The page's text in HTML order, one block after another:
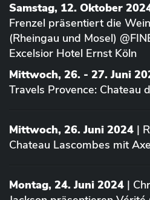
Samstag, 12. Oktober
Frenzel präsentiert die
(Rheingau und Mosel)
Excelsior Hotel Ernst Köln
Mittwoch, 26. - 27. Juni
Travels Provence: Chateau
Mittwoch, 26. Juni 2024 |
Chateau Lascombes mit
Montag, 24. Juni 2024 |